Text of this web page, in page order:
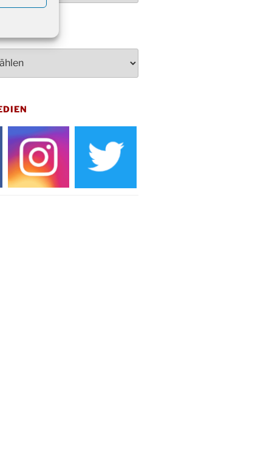
Umzug in Drabenderhöhe um
im Ev. Gemeindehaus von 14-
des Honterus Chors im
um 19:00 Uhr
im Ev. Gemeindehaus von